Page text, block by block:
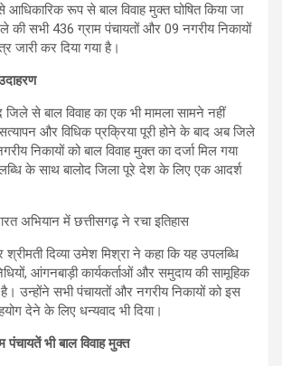
आधिकारिक रूप से बाल विवाह मुक्त घोषित किया जा
की सभी 436 ग्राम पंचायतों और 09 नगरीय निकायों
जारी कर दिया गया है।
जिले से बाल विवाह का एक भी मामला सामने नहीं
और विधिक प्रक्रिया पूरी होने के बाद अब जिले
निकायों को बाल विवाह मुक्त का दर्जा मिल गया
के साथ बालोद जिला पूरे देश के लिए एक आदर्श
दिव्या उमेश मिश्रा ने कहा कि यह उपलब्धि
आंगनबाड़ी कार्यकर्ताओं और समुदाय की सामूहिक
है। उन्होंने सभी पंचायतों और नगरीय निकायों को इस
देने के लिए धन्यवाद भी दिया।
भी बाल विवाह मुक्त